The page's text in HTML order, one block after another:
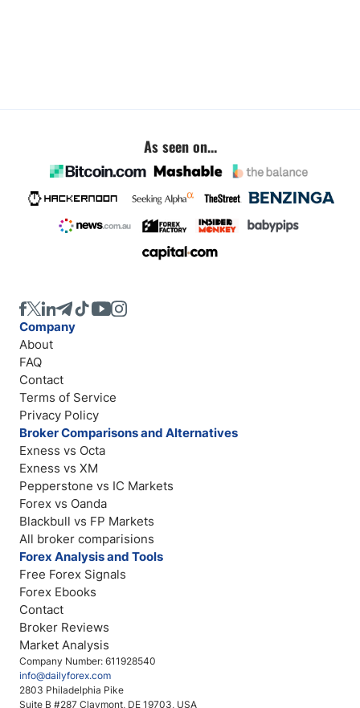
As seen on...
Company Number: 611928540
info@dailyforex.com
2803 Philadelphia Pike
Suite B #287 Claymont, DE 19703, USA
Company
About
FAQ
Contact
Terms of Service
Privacy Policy
Broker Comparisons and Alternatives
Exness vs Octa
Exness vs XM
Pepperstone vs IC Markets
Forex vs Oanda
Blackbull vs FP Markets
All broker comparisions
Forex Analysis and Tools
Free Forex Signals
Forex Ebooks
Contact
Broker Reviews
Market Analysis